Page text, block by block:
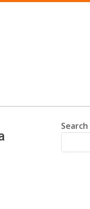
Search